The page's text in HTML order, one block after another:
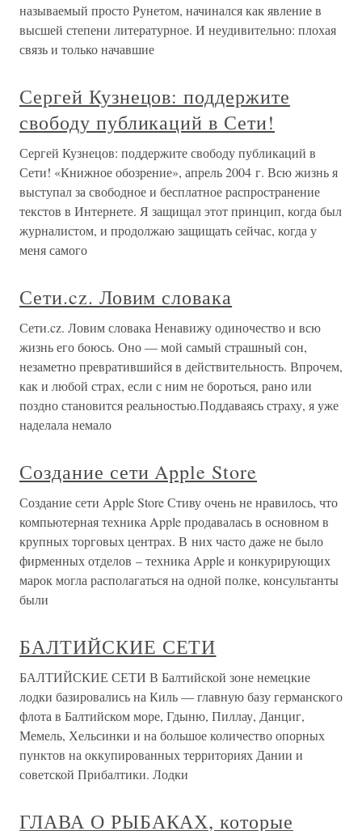
называемый просто Рунетом, начинался как явление в
высшей степени литературное. И неудивительно: плохая
связь и только начавшие
Сергей Кузнецов: поддержите
свободу публикаций в Сети!
Сергей Кузнецов: поддержите свободу публикаций в
Сети! «Книжное обозрение», апрель 2004 г. Всю жизнь я
выступал за свободное и бесплатное распространение
текстов в Интернете. Я защищал этот принцип, когда был
журналистом, и продолжаю защищать сейчас, когда у
меня самого
Сети.cz. Ловим словака
Сети.cz. Ловим словака Ненавижу одиночество и всю
жизнь его боюсь. Оно — мой самый страшный сон,
незаметно превратившийся в действительность. Впрочем,
как и любой страх, если с ним не бороться, рано или
поздно становится реальностью.Поддаваясь страху, я уже
наделала немало
Создание сети Apple Store
Создание сети Apple Store Стиву очень не нравилось, что
компьютерная техника Apple продавалась в основном в
крупных торговых центрах. В них часто даже не было
фирменных отделов – техника Apple и конкурирующих
марок могла располагаться на одной полке, консультанты
были
БАЛТИЙСКИЕ СЕТИ
БАЛТИЙСКИЕ СЕТИ В Балтийской зоне немецкие
лодки базировались на Киль — главную базу германского
флота в Балтийском море, Гдыню, Пиллау, Данциг,
Мемель, Хельсинки и на большое количество опорных
пунктов на оккупированных территориях Дании и
советской Прибалтики. Лодки
ГЛАВА О РЫБАКАХ, которые